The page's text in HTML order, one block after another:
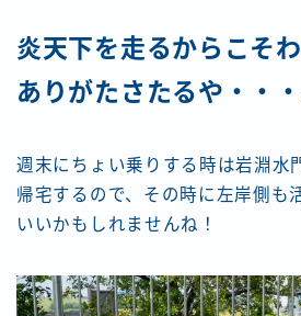
炎天下を走るからこそ
ありがたさたるや・・・
週末にちょい乗りする時は岩淵水
帰宅するので、その時に左岸側も
いいかもしれませんね！